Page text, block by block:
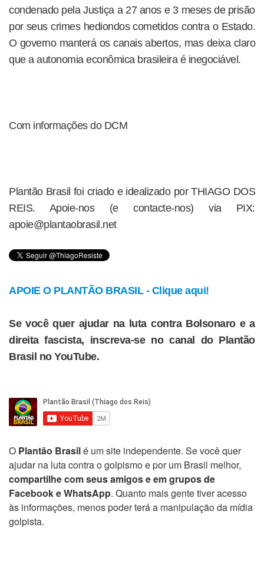
condenado pela Justiça a 27 anos e 3 meses de prisão
por seus crimes hediondos cometidos contra o Estado.
O governo manterá os canais abertos, mas deixa claro
que a autonomia econômica brasileira é inegociável.
Com informações do DCM
Plantão Brasil foi criado e idealizado por THIAGO DOS
REIS. Apoie-nos (e contacte-nos) via PIX:
apoie@plantaobrasil.net
APOIE O PLANTÃO BRASIL - Clique aqui!
Se você quer ajudar na luta contra Bolsonaro e a
direita fascista, inscreva-se no canal do Plantão
Brasil no YouTube.
O Plantão Brasilé um site independente. Se você quer
ajudar na luta contra o golpismo e por um Brasil melhor,
compartilhe com seus amigos e em grupos de
Facebook e WhatsApp. Quanto mais gente tiver acesso
às informações, menos poder terá a manipulação da mídia
golpista.